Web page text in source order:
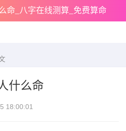
命_八字在线测算_免费算命
什么命
18:00:01